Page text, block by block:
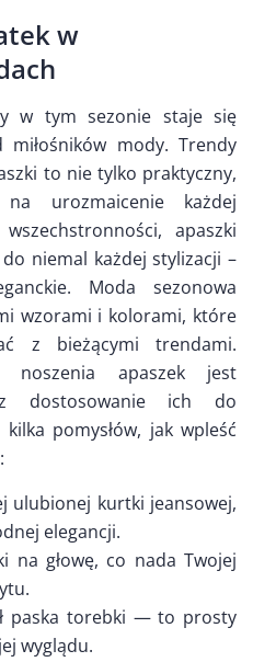
w
w tym sezonie staje się
mody. Trendy
to nie tylko praktyczny,
urozmaicenie każdej
apaszki
niemal każdej stylizacji –
Moda sezonowa
wzorami i kolorami, które
z bieżącymi trendami.
noszenia apaszek jest
dostosowanie ich do
pomysłów, jak wpleść
ulubionej kurtki jeansowej,
elegancji.
na głowę, co nada Twojej
paska torebki — to prosty
wyglądu.